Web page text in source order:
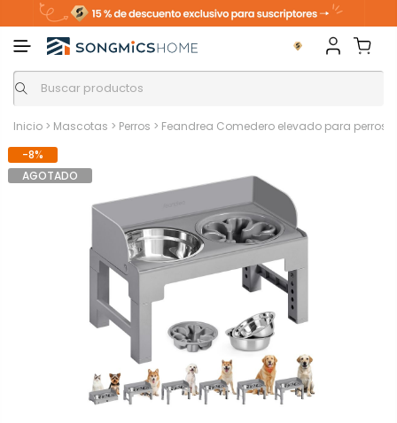
Inicio > Mascotas > Perros > Feandrea Comedero elevado para perros
-8%
AGOTADO